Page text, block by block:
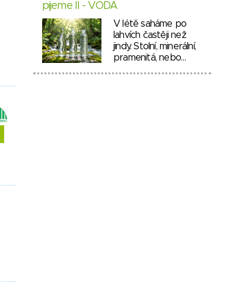
pijeme II - VODA
V létě saháme po
lahvích častěji než
jindy. Stolní, minerální,
pramenitá, nebo…